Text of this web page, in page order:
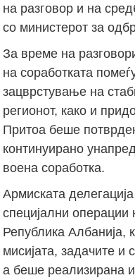
на разговор и на
со министерот за
За време на
на соработката
зацврстување на
регионот, како и
Притоа беше
континуирано
воена соработка.
Армиската
специјални
Република Албанија,
мисијата, задачите и
а беше реализирана